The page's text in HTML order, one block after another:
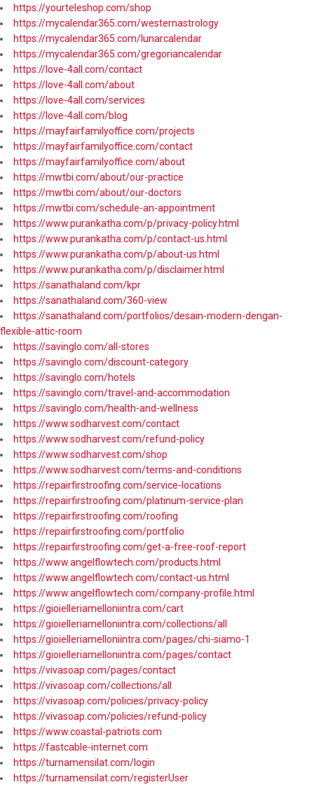
https://yourteleshop.com/shop
https://mycalendar365.com/westernastrology
https://mycalendar365.com/lunarcalendar
https://mycalendar365.com/gregoriancalendar
https://love-4all.com/contact
https://love-4all.com/about
https://love-4all.com/services
https://love-4all.com/blog
https://mayfairfamilyoffice.com/projects
https://mayfairfamilyoffice.com/contact
https://mayfairfamilyoffice.com/about
https://mwtbi.com/about/our-practice
https://mwtbi.com/about/our-doctors
https://mwtbi.com/schedule-an-appointment
https://www.purankatha.com/p/privacy-policy.html
https://www.purankatha.com/p/contact-us.html
https://www.purankatha.com/p/about-us.html
https://www.purankatha.com/p/disclaimer.html
https://sanathaland.com/kpr
https://sanathaland.com/360-view
https://sanathaland.com/portfolios/desain-modern-dengan-
flexible-attic-room
https://savinglo.com/all-stores
https://savinglo.com/discount-category
https://savinglo.com/hotels
https://savinglo.com/travel-and-accommodation
https://savinglo.com/health-and-wellness
https://www.sodharvest.com/contact
https://www.sodharvest.com/refund-policy
https://www.sodharvest.com/shop
https://www.sodharvest.com/terms-and-conditions
https://repairfirstroofing.com/service-locations
https://repairfirstroofing.com/platinum-service-plan
https://repairfirstroofing.com/roofing
https://repairfirstroofing.com/portfolio
https://repairfirstroofing.com/get-a-free-roof-report
https://www.angelflowtech.com/products.html
https://www.angelflowtech.com/contact-us.html
https://www.angelflowtech.com/company-profile.html
https://gioielleriamelloniintra.com/cart
https://gioielleriamelloniintra.com/collections/all
https://gioielleriamelloniintra.com/pages/chi-siamo-1
https://gioielleriamelloniintra.com/pages/contact
https://vivasoap.com/pages/contact
https://vivasoap.com/collections/all
https://vivasoap.com/policies/privacy-policy
https://vivasoap.com/policies/refund-policy
https://www.coastal-patriots.com
https://fastcable-internet.com
https://turnamensilat.com/login
https://turnamensilat.com/registerUser